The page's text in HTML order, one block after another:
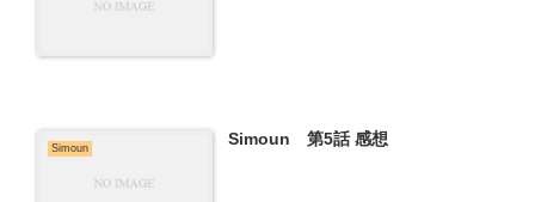
Simoun Simoun 第5話 感想